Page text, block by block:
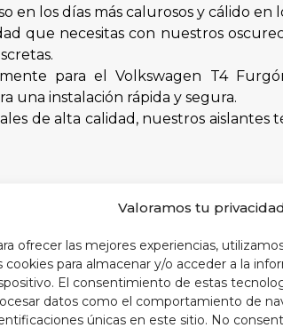
Valoramos tu
ofrecer las mejores experiencias,
cookies para almacenar y/o acceder a la
El consentimiento de estas
datos como el comportamiento de
únicas en este sitio. No
los días más calurosos y cálido en
que necesitas con nuestros
para el Volkswagen T4
una instalación rápida y segura.
de alta calidad, nuestros aislantes
para proteger el interior de tu
una temperatura interior más
de manera más eficiente, lo que
prácticos, nuestros aislantes